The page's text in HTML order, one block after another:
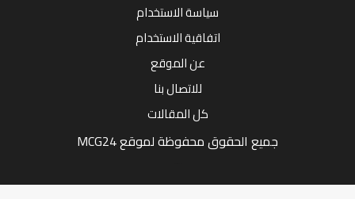
سياسة الاستخدام
اتفاقية الاستخدام
عن الموقع
للاتصال بنا
كل المقالات
جميع الحقوق محفوظة لموقع MCG24